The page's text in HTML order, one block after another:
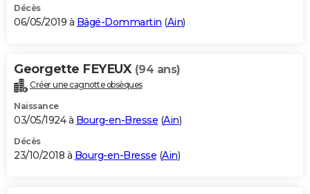
Décès
06/05/2019 à Bâgé-Dommartin (Ain)
Georgette FEYEUX (94 ans)
Créer une cagnotte obsèques
Naissance
03/05/1924 à Bourg-en-Bresse (Ain)
Décès
23/10/2018 à Bourg-en-Bresse (Ain)